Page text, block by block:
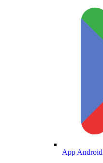
App Android